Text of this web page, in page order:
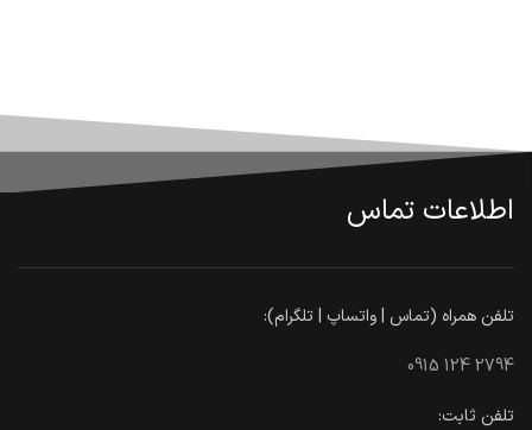
اطلاعات تماس
تلفن همراه (تماس | واتساپ | تلگرام):
0915 124 2794
تلفن ثابت: